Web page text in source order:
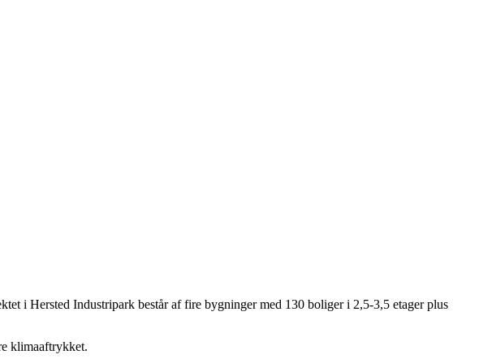
i Hersted Industripark består af fire bygninger med 130 boliger i 2,5-3,5 etager plus
klimaaftrykket.